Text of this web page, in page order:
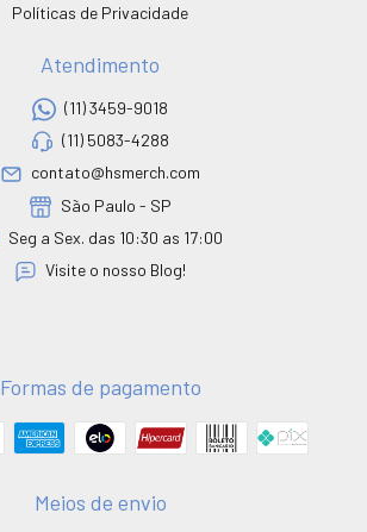
Políticas de Privacidade
Atendimento
(11) 3459-9018
(11) 5083-4288
contato@hsmerch.com
São Paulo - SP
Seg a Sex. das 10:30 as 17:00
Visite o nosso Blog!
Formas de pagamento
Meios de envio